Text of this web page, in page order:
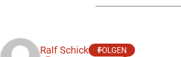
Ralf Schick
FOLGEN